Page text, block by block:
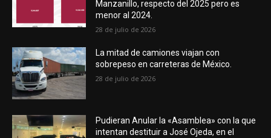
Manzanillo, respecto del 2025 pero es
menor al 2024.
28 de julio de 2026
La mitad de camiones viajan con
sobrepeso en carreteras de México.
28 de julio de 2026
Pudieran Anular la «Asamblea» con la que
intentan destituir a José Ojeda, en el